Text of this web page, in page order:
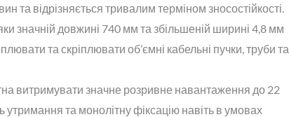
та відрізняється тривалим терміном зносостійкості.
значній довжині 740 мм та збільшеній ширині 4,8 мм
та скріплювати об’ємні кабельні пучки, труби та
витримувати значне розривне навантаження до 22
утримання та монолітну фіксацію навіть в умовах